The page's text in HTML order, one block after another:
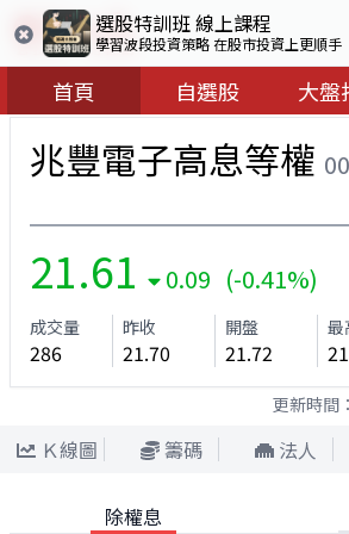
選股特訓班 線上課程
學習波段投資策略 在股市投資上更順手
首頁 自選股 大盤
兆豐電子高息等權
21.61 0.09 (-0.41%)
成交量
286
昨收
21.70
開盤
21.72
最
更新時間：
Ｋ線圖 籌碼 法人
除權息